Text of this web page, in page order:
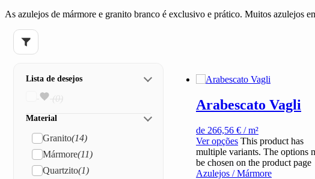
As azulejos de mármore e granito branco é exclusivo e prático. Muitos azulejos
Lista de desejos
(0)
Material
Granito(14)
Mármore(11)
Quartzito(1)
Arabescato Vagli
de 266,56 € / m²
Ver opções This product has
multiple variants. The options
be chosen on the product page
Azulejos / Mármore